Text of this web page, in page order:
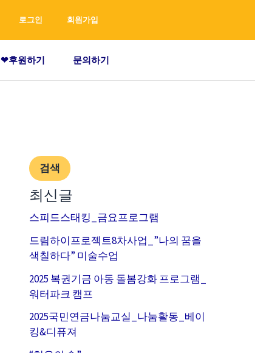
로그인 회원가입
❤후원하기 문의하기
검색
최신글
스피드스태킹_금요프로그램
드림하이프로젝트8차사업_”나의 꿈을
색칠하다” 미술수업
2025 복권기금 아동 돌봄강화 프로그램_
워터파크 캠프
2025국민연금나눔교실_나눔활동_베이
킹&디퓨져